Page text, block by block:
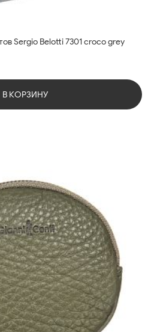
Sergio Belotti 7301 croco grey
В КОРЗИНУ